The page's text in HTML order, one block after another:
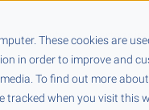
These cookies are
in order to improve and
To find out more
tracked when you visit this
Produits